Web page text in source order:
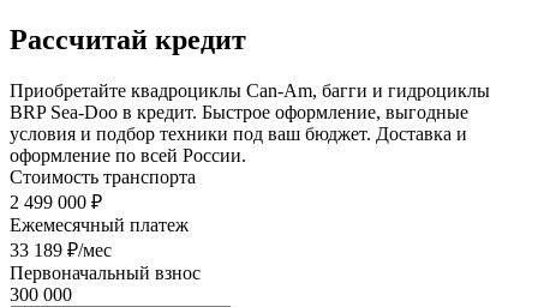
Рассчитай кредит
Приобретайте квадроциклы Can-Am, багги и гидроциклы
BRP Sea-Doo в кредит. Быстрое оформление, выгодные
условия и подбор техники под ваш бюджет. Доставка и
оформление по всей России.
Стоимость транспорта
2 499 000 ₽
Ежемесячный платеж
33 189 ₽/мес
Первоначальный взнос
300 000